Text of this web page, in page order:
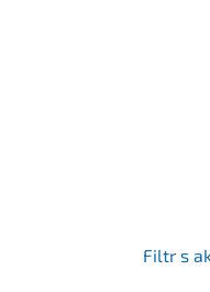
Filtr s